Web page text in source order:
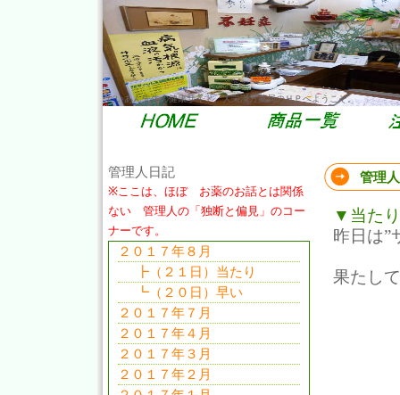
だいあん先生の健康サイト。大栄漢方薬局のＨＰへようこそ。
管理
▼当たり
昨日は”
果たし
管理人日記
※ここは、ほぼ お薬のお話とは関係
ない 管理人の「独断と偏見」のコー
ナーです。
２０１７年８月
┣（２１日）当たり
┗（２０日）早い
２０１７年７月
２０１７年４月
２０１７年３月
２０１７年２月